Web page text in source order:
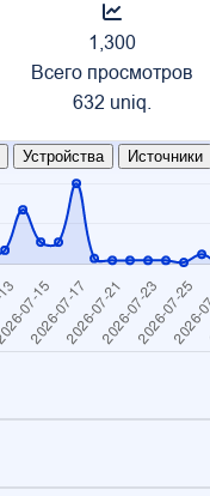
1,300
Всего просмотров
632 uniq.
Устройства Источники